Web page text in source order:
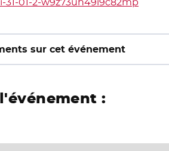
sur cet événement
: